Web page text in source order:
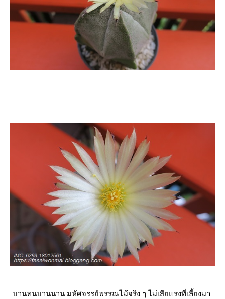
บานทนบานนาน มหัศจรรย์พรรณไม้จริง ๆ ไม่เสียแรงที่เลี้ยงมา